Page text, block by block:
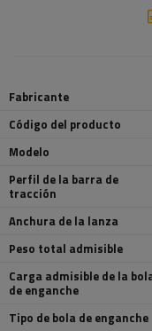
Fabricante
Código del producto
Modelo
Perfil de la barra de
tracción
Anchura de la lanza
Peso total admisible
Carga admisible de la
de enganche
Tipo de bola de enganche